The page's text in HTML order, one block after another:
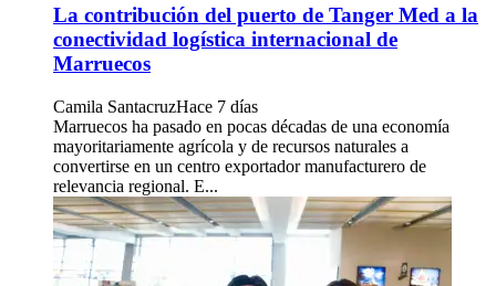
La contribución del puerto de Tanger Med a la
conectividad logística internacional de
Marruecos
Camila SantacruzHace 7 días
Marruecos ha pasado en pocas décadas de una economía
mayoritariamente agrícola y de recursos naturales a
convertirse en un centro exportador manufacturero de
relevancia regional. E...